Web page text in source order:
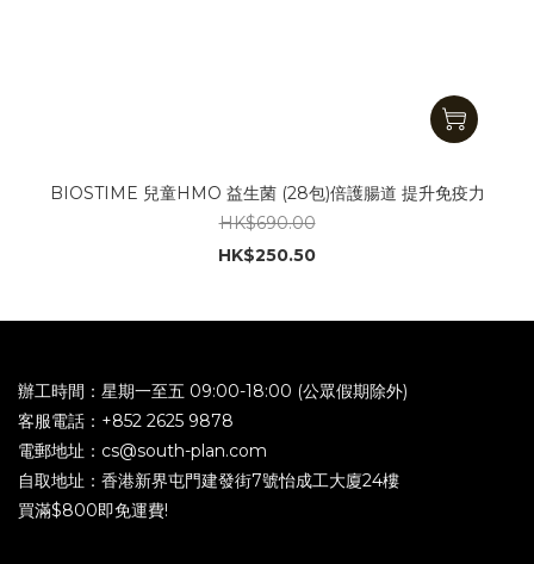
BIOSTIME 兒童HMO 益生菌 (28包)倍護腸道 提升免疫力
HK$690.00
HK$250.50
辦工時間：星期一至五 09:00-18:00 (公眾假期除外)
客服電話：+852 2625 9878
電郵地址：cs@south-plan.com
自取地址：香港新界屯門建發街7號怡成工大廈24樓
買滿$800即免運費!